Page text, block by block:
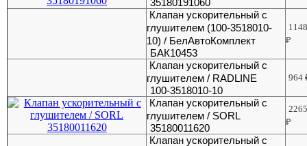
35180191060
Клапан ускорительный с
глушителем (100-3518010-
10) / БелАвтоКомплект
БАК10453
₽
Клапан ускорительный с
глушителем / RADLINE
100-3518010-10
964
Клапан ускорительный с
глушителем / SORL
35180011620
₽
Клапан ускорительный с